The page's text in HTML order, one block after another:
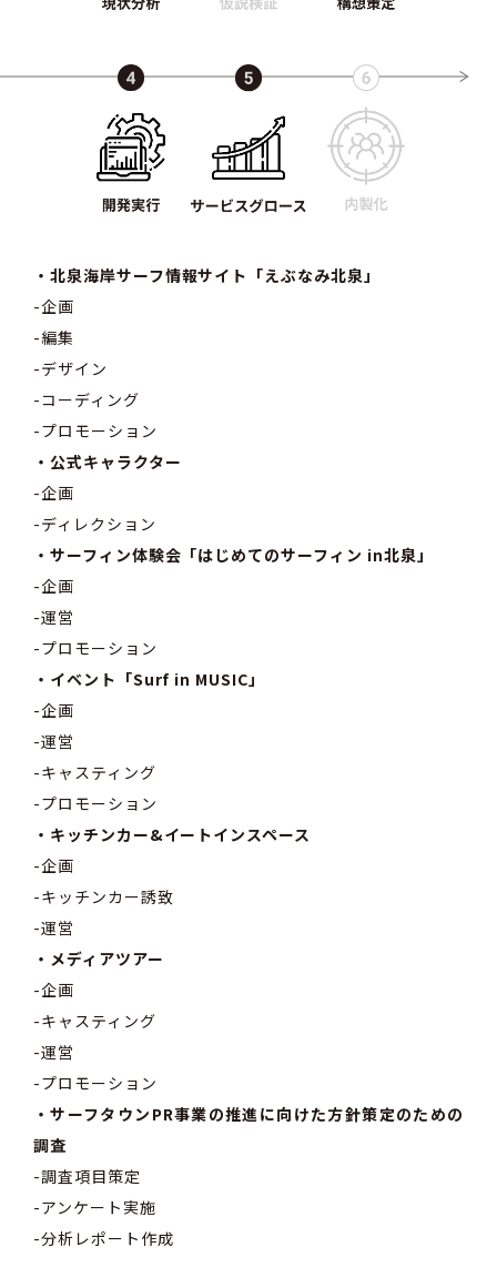
・ 北泉海岸サーフ情報サイト「えぶなみ北泉」
-企画
-編集
-デザイン
-コーディング
-プロモーション
・公式キャラクター
-企画
-ディレクション
・サーフィン体験会「はじめてのサーフィン in北泉」
-企画
-運営
-プロモーション
・イベント「Surf in MUSIC」
-企画
-運営
-キャスティング
-プロモーション
・キッチンカー&イートインスペース
-企画
-キッチンカー誘致
-運営
・メディアツアー
-企画
-キャスティング
-運営
-プロモーション
・サーフタウンPR事業の推進に向けた方針策定のための
調査
-調査項目策定
-アンケート実施
-分析レポート作成